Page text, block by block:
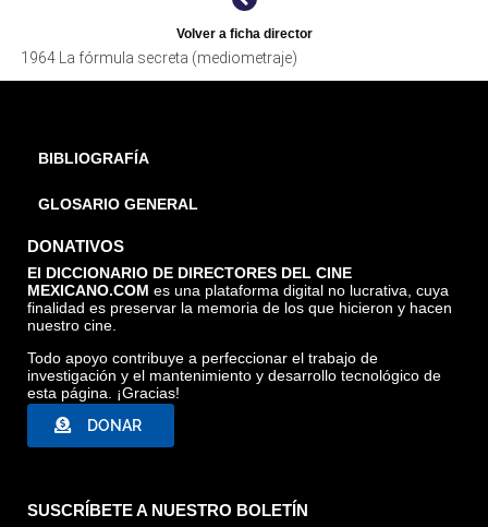
LA FÓRMULA SECRETA (MEDIOMETRAJE), TOMADA DE "LA
Volver a ficha director
1964 La fórmula secreta (mediometraje)
BIBLIOGRAFÍA
GLOSARIO GENERAL
DONATIVOS
El DICCIONARIO DE DIRECTORES DEL CINE
MEXICANO.COM es una plataforma digital no lucrativa, cuya
finalidad es preservar la memoria de los que hicieron y hacen
nuestro cine.
Todo apoyo contribuye a perfeccionar el trabajo de
investigación y el mantenimiento y desarrollo tecnológico de
esta página. ¡Gracias!
DONAR
SUSCRÍBETE A NUESTRO BOLETÍN